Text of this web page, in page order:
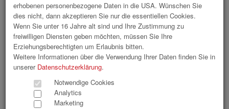
erhobenen personenbezogene Daten in die USA. Wünschen Sie
dies nicht, dann akzeptieren Sie nur die essentiellen Cookies.
Wenn Sie unter 16 Jahre alt sind und Ihre Zustimmung zu
freiwilligen Diensten geben möchten, müssen Sie Ihre
Erziehungsberechtigten um Erlaubnis bitten.
Weitere Informationen über die Verwendung Ihrer Daten finden Sie in
unserer Datenschutzerklärung.
Notwendige Cookies
Analytics
Marketing